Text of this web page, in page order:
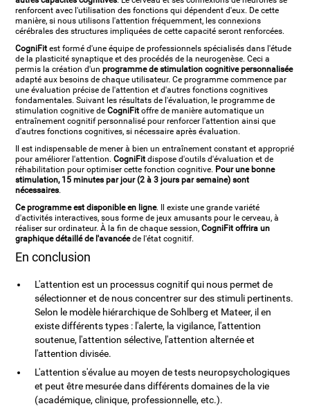
renforcent avec l'utilisation des fonctions qui dépendent d'eux. De cette
manière, si nous utilisons l'attention fréquemment, les connexions
cérébrales des structures impliquées de cette capacité seront renforcées.
CogniFit est formé d'une équipe de professionnels spécialisés dans l'étude
de la plasticité synaptique et des procédés de la neurogenèse. Ceci a
permis la création d'unprogramme de stimulation cognitive personnalisée
adapté aux besoins de chaque utilisateur. Ce programme commence par
une évaluation précise de l'attention et d'autres fonctions cognitives
fondamentales. Suivant les résultats de l'évaluation, le programme de
stimulation cognitive deCogniFit offre de manière automatique un
entraînement cognitif personnalisé pour renforcer l'attention ainsi que
d'autres fonctions cognitives, si nécessaire après évaluation.
Il est indispensable de mener à bien un entraînement constant et approprié
pour améliorer l'attention.CogniFit dispose d'outils d'évaluation et de
réhabilitation pour optimiser cette fonction cognitive. Pour une bonne
stimulation, 15 minutes par jour (2 à 3 jours par semaine) sont
nécessaires.
Ce programme est disponible en ligne. Il existe une grande variété
d'activités interactives, sous forme de jeux amusants pour le cerveau, à
réaliser sur ordinateur. À la fin de chaque session,CogniFit offrira un
graphique détaillé de l'avancéede l'état cognitif.
En conclusion
L'attention est un processus cognitif qui nous permet de
sélectionner et de nous concentrer sur des stimuli pertinents.
Selon le modèle hiérarchique de Sohlberg et Mateer, il en
existe différents types : l'alerte, la vigilance, l'attention
soutenue, l'attention sélective, l'attention alternée et
l'attention divisée.
L'attention s'évalue au moyen de tests neuropsychologiques
et peut être mesurée dans différents domaines de la vie
(académique, clinique, professionnelle, etc.).